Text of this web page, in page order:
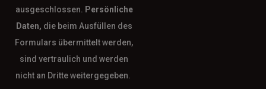
ausgeschlossen. Persönliche
Daten, die beim Ausfüllen des
Formulars übermittelt werden,
sind vertraulich und werden
nicht an Dritte weitergegeben.